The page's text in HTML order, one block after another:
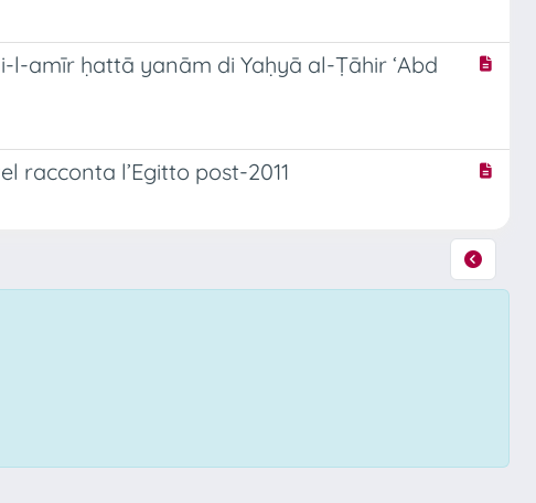
amīr ḥattā yanām di Yaḥyā al-Ṭāhir ‘Abd
racconta l’Egitto post-2011